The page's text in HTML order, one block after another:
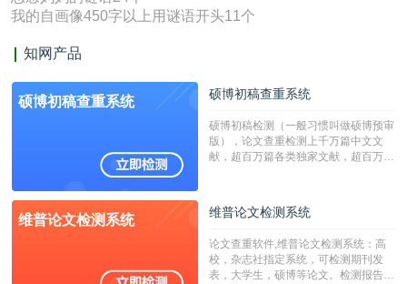
我的自画像450字以上用谜语开头11个
知网产品
硕博初稿查重系统 硕博初稿查重系统
硕博初稿检测（一般习惯叫做硕博预审
版），论文查重检测上千万篇中文文
献，超百万篇各类独家文献，超百万港
校用来检测硕博论文的系统，检测范围
广，数据来源真实，检测算法合理!本
字符数30万）
维普论文检测系统 维普论文检测系统
论文查重软件,维普论文检测系统：高
校，杂志社指定系统，可检测期刊发
表，大学生，硕博等论文。检测报告支